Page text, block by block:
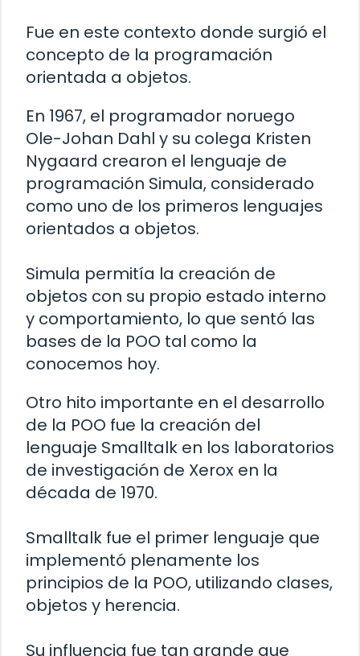
Fue en este contexto donde surgió el
concepto de la programación
orientada a objetos.
En 1967, el programador noruego
Ole-Johan Dahl y su colega Kristen
Nygaard crearon el lenguaje de
programación Simula, considerado
como uno de los primeros lenguajes
orientados a objetos.
Simula permitía la creación de
objetos con su propio estado interno
y comportamiento, lo que sentó las
bases de la POO tal como la
conocemos hoy.
Otro hito importante en el desarrollo
de la POO fue la creación del
lenguaje Smalltalk en los laboratorios
de investigación de Xerox en la
década de 1970.
Smalltalk fue el primer lenguaje que
implementó plenamente los
principios de la POO, utilizando clases,
objetos y herencia.
Su influencia fue tan grande que